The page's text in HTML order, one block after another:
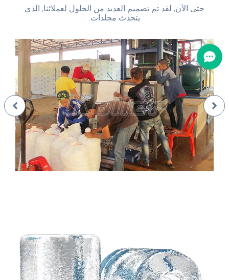
حتى الآن, لقد تم تصميم العديد من الحلول لعملائنا, الذي
يتحدث مجلدات.